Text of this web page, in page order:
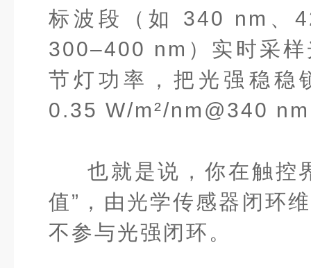
标波段（如 340 nm、
300–400 nm）实时采
节灯功率，把光强稳稳
0.35 W/m²/nm@340
也就是说，你在触控
值”，由光学传感器闭环
不参与光强闭环。